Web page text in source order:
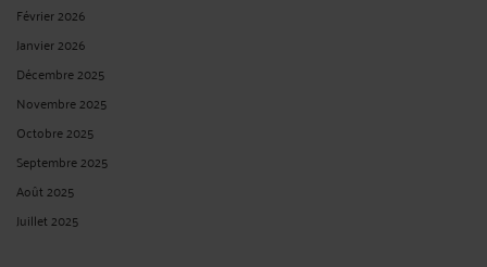
Février 2026
Janvier 2026
Décembre 2025
Novembre 2025
Octobre 2025
Septembre 2025
Août 2025
Juillet 2025